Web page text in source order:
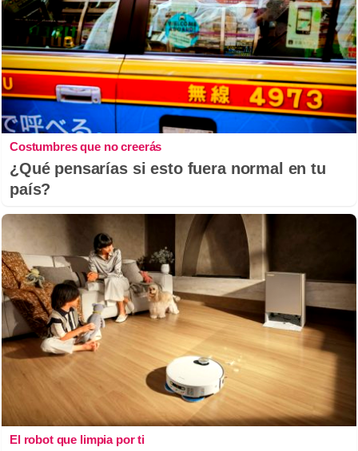
Costumbres que no creerás
¿Qué pensarías si esto fuera normal en tu
país?
El robot que limpia por ti